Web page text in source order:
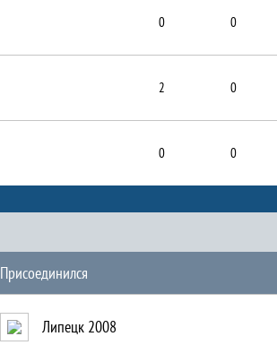
0 0
2 0
0 0
Присоединился
Липецк 2008